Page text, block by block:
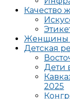
Качество
Женщины
Детская
Дети
2025